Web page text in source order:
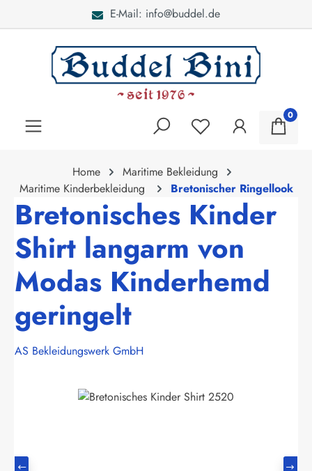
Bei Fragen: 040 -
0
Home
Maritime Bekleidung
Maritime Kinderbekleidung
Bretonischer Ringellook
Bretonisches Kinder
Shirt langarm von
Modas Kinderhemd
geringelt
AS Bekleidungswerk GmbH
Bildergalerie überspringen